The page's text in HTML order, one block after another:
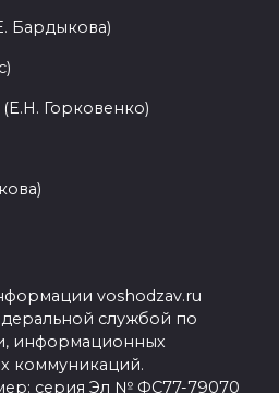
Бардыкова)
Горковенко)
voshodzav.ru
службой по
информационных
коммуникаций.
серия Эл № ФС77-79070